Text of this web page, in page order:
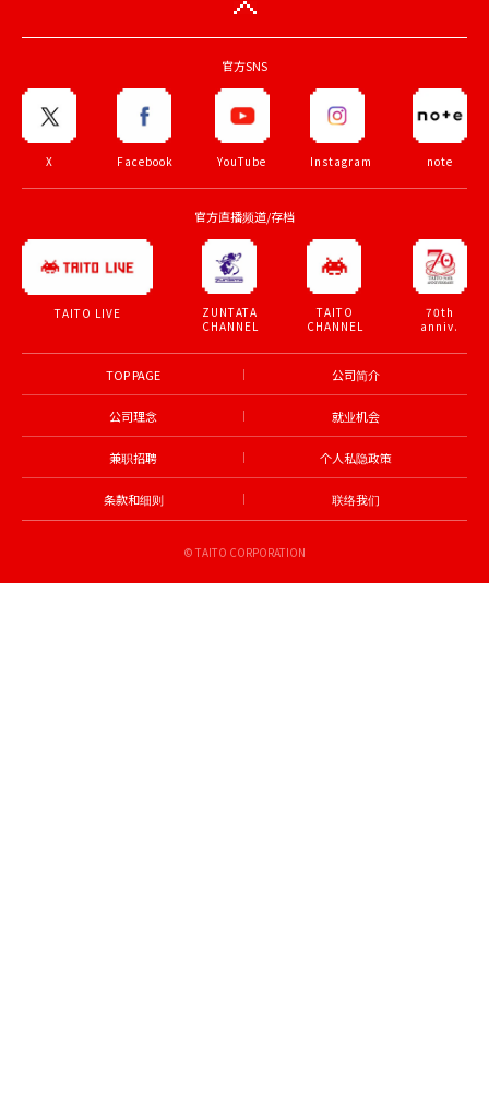
官方SNS
X Facebook YouTube Instagram note
官方直播频道/存档
TAITO LIVE
ZUNTATA
CHANNEL
TAITO
CHANNEL
70th
anniv.
TOP PAGE 公司简介
公司理念 就业机会
兼职招聘 个人私隐政策
条款和细则 联络我们
© TAITO CORPORATION